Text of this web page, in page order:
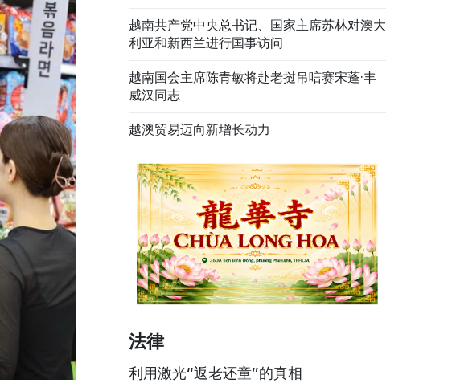
越南共产党中央总书记、国家主席苏林对澳大
利亚和新西兰进行国事访问
越南国会主席陈青敏将赴老挝吊唁赛宋蓬·丰
威汉同志
越澳贸易迈向新增长动力
法律
利用激光“返老还童”的真相